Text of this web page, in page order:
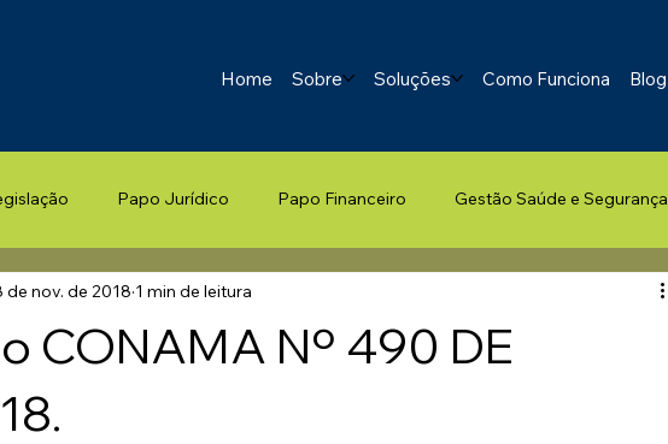
Home Sobre Soluções Como Funciona Blog
Papo Jurídico Papo Financeiro Gestão Saúde e Segurança
CONAMA Nº 490 DE
de nov. de 2018 1 min de leitura